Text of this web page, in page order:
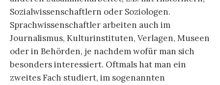
Sozialwissenschaftlern oder Soziologen.
Sprachwissenschaftler arbeiten auch im
Journalismus, Kulturinstituten, Verlagen, Museen
oder in Behörden, je nachdem wofür man sich
besonders interessiert. Oftmals hat man ein
zweites Fach studiert, im sogenannten